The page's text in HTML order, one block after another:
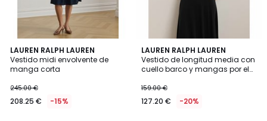
LAUREN RALPH LAUREN
Vestido midi envolvente de
manga corta
245.00 €
208.25 € -15%
5
/
5
LAUREN RALPH LAUREN
Vestido de longitud media con
cuello barco y mangas por el
159.00 €
127.20 € -20%
4,8
/ 5